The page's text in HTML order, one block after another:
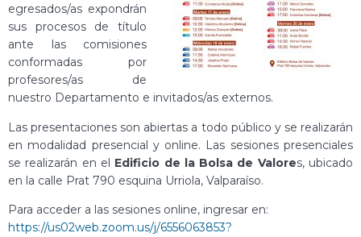
egresados/as expondrán
sus procesos de título
ante las comisiones
conformadas por
profesores/as de
nuestro Departamento e invitados/as externos.
Las presentaciones son abiertas a todo público y se realizarán
en modalidad presencial y online. Las sesiones presenciales
se realizarán en el Edificio de la Bolsa de Valores, ubicado
en la calle Prat 790 esquina Urriola, Valparaíso.
Para acceder a las sesiones online, ingresar en:
https://us02web.zoom.us/j/6556063853?